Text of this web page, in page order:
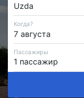
Когда?
Пассажиры